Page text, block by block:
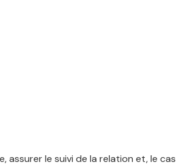
assurer le suivi de la relation et, le